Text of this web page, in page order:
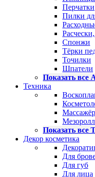
Перчатки
Пилки
Спонжи
Тёрки
Точилки
Шпатели
Показать все
Техника
Показать все
Декор косметика
Для
Для губ
Для лица